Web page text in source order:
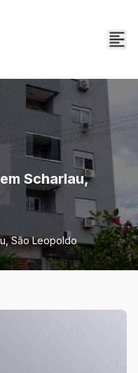
Scharlau,
São Leopoldo